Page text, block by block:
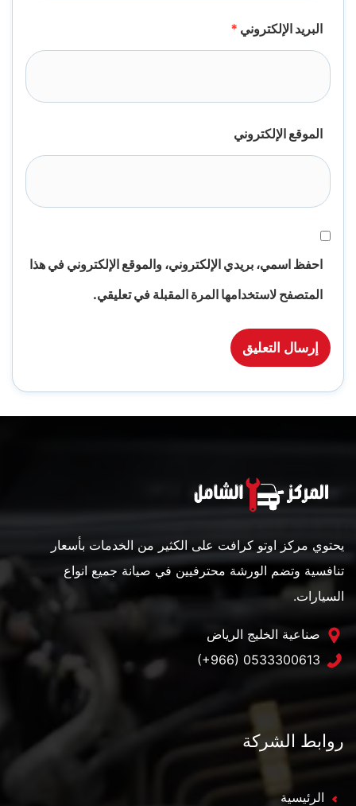
البريد الإلكتروني *
الموقع الإلكتروني
احفظ اسمي، بريدي الإلكتروني، والموقع الإلكتروني في هذا
المتصفح لاستخدامها المرة المقبلة في تعليقي.
يحتوي مركز اوتو كرافت على الكثير من الخدمات بأسعار
تنافسية وتضم الورشة محترفيين في صيانة جميع انواع
السيارات.
صناعية الخليج الرياض
(+966) 0533300613
روابط الشركة
الرئيسية